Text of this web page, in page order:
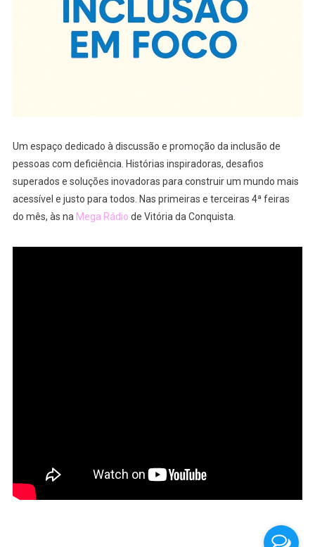
Um espaço dedicado à discussão e promoção da inclusão de
pessoas com deficiência. Histórias inspiradoras, desafios
superados e soluções inovadoras para construir um mundo mais
acessível e justo para todos. Nas primeiras e terceiras 4ª feiras
do mês, às na Mega Rádio de Vitória da Conquista.